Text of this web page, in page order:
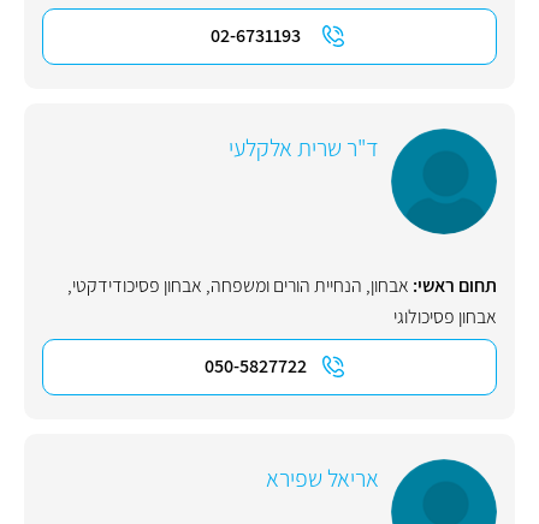
02-6731193
ד"ר שרית אלקלעי
תחום ראשי: אבחון, הנחיית הורים ומשפחה, אבחון פסיכודידקטי,
אבחון פסיכולוגי
050-5827722
אריאל שפירא